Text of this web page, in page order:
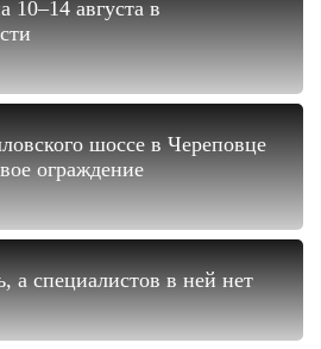
10–14 августа в
шоссе в Череповце
ограждение
а специалистов в ней нет